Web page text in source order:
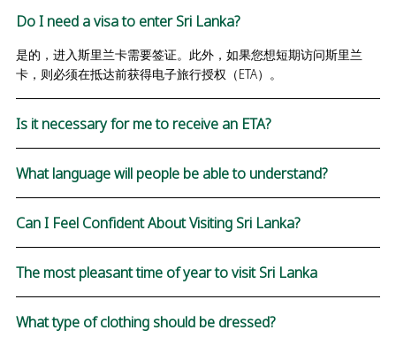
Do I need a visa to enter Sri Lanka?
是的，进入斯里兰卡需要签证。此外，如果您想短期访问斯里兰
卡，则必须在抵达前获得电子旅行授权（ETA）。
Is it necessary for me to receive an ETA?
What language will people be able to understand?
Can I Feel Confident About Visiting Sri Lanka?
The most pleasant time of year to visit Sri Lanka
What type of clothing should be dressed?